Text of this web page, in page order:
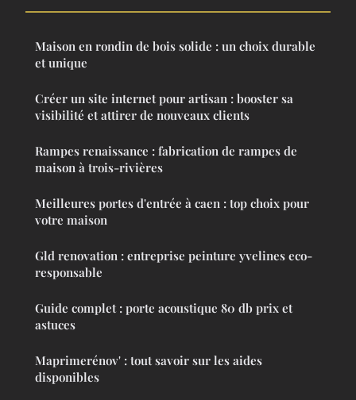
Maison en rondin de bois solide : un choix durable
et unique
Créer un site internet pour artisan : booster sa
visibilité et attirer de nouveaux clients
Rampes renaissance : fabrication de rampes de
maison à trois-rivières
Meilleures portes d'entrée à caen : top choix pour
votre maison
Gld renovation : entreprise peinture yvelines eco-
responsable
Guide complet : porte acoustique 80 db prix et
astuces
Maprimerénov' : tout savoir sur les aides
disponibles